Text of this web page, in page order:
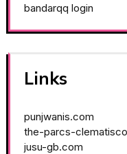
bandarqq login
Links
punjwanis.com
the-parcs-
jusu-gb.com